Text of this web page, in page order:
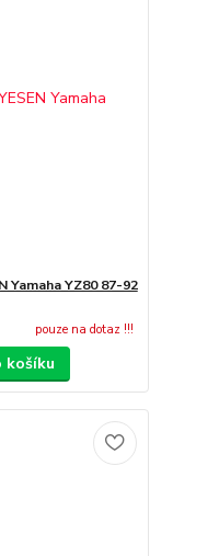
Yamaha YZ80 87-92
pouze na dotaz !!!
košíku